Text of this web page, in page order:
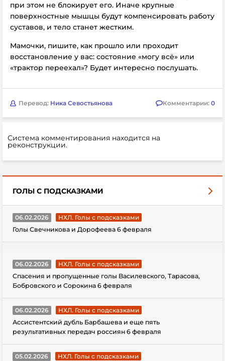
при этом не блокирует его. Иначе крупные
поверхностные мышцы будут компенсировать работу
суставов, и тело станет жестким.
Мамочки, пишите, как прошло или проходит
восстановление у вас: состояние «могу всё» или
«трактор переехал»? Будет интересно послушать.
Перевод: Ника Севостьянова Комментарии: 0
Система комментирования находится на
реконструкции.
ГОЛЫ С ПОДСКАЗКАМИ
06.02.2026
НХЛ. Голы с подсказками
Голы Свечникова и Дорофеева 6 февраля
06.02.2026
НХЛ. Голы с подсказками
Спасения и пропущенные голы Василевского, Тарасова,
Бобровского и Сорокина 6 февраля
06.02.2026
НХЛ. Голы с подсказками
Ассистентский дубль Барбашева и еще пять
результативных передач россиян 6 февраля
05.02.2026
НХЛ. Голы с подсказками